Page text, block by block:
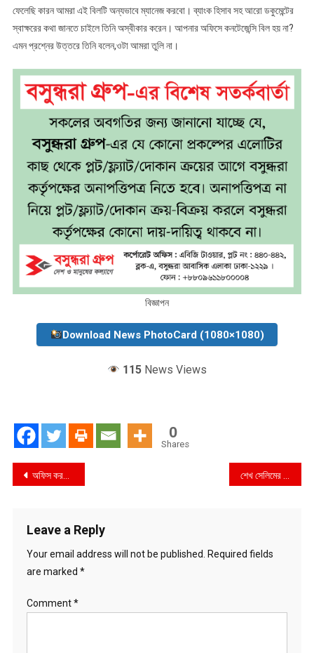
ফেলেছি কারন আমরা এই বিলটি অন্যভাবে ম্যানেজ করবো। ব্যাংক হিসাব সহ আরো ডকুমেন্টের
স্বাক্ষরের কথা জানতে চাইলে তিনি অস্বীকার করেন। আপনার অফিসে কনটেজেন্সি বিল হয় না?
এমন প্রশ্নের উত্তরে তিনি বলেন,ওটা আমরা তুলি না।
বিজ্ঞাপন
Download News PhotoCard (1080×1080)
115 News Views
0
Shares
Post
অফিস করতে পারছেন না স্বাস্থ্য অধিদপ্তরের নতুন ডিজি : শুরুতেই বাধাগ্রস্ত স্বাস্থ্য খাতের সংস্কার শেখ সেলিমের স্বর্ণ পাচারে সহযোগী দোলন : ২০ হাজার কোটি টাকা পাচারে দিলীপ
Leave a Reply
Your email address will not be published. Required fields
are marked *
Comment*